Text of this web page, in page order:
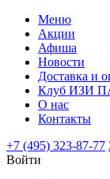
Меню
Акции
Афиша
Новости
Доставка и
Клуб ИЗИ
О нас
Контакты
+7 (495) 323-87-77
Войти